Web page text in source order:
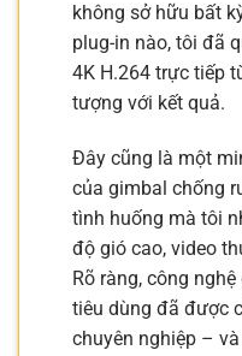
không sở hữu bất
plug-in nào, tôi đã
4K H.264 trực tiếp
tượng với kết quả.
Đây cũng là một
của gimbal chống
tình huống mà tôi
độ gió cao, video
Rõ ràng, công
tiêu dùng đã được
chuyên nghiệp –